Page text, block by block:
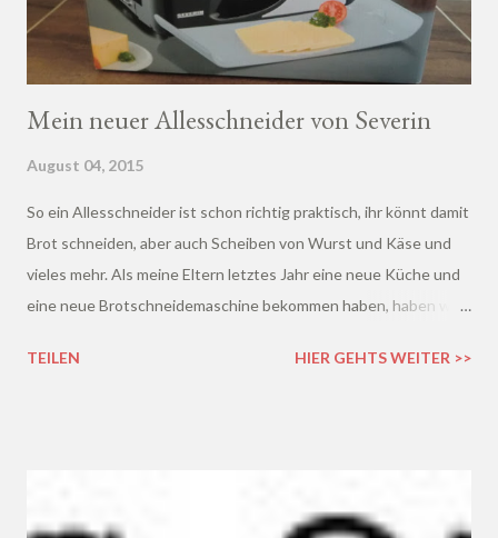
Mein neuer Allesschneider von Severin
August 04, 2015
So ein Allesschneider ist schon richtig praktisch, ihr könnt damit
Brot schneiden, aber auch Scheiben von Wurst und Käse und
vieles mehr. Als meine Eltern letztes Jahr eine neue Küche und
eine neue Brotschneidemaschine bekommen haben, haben wir
wunderbar funktionierte. Papa hat sie extra in unsere
natürlich schnell Ersatz her.
TEILEN HIER GEHTS WEITER >>